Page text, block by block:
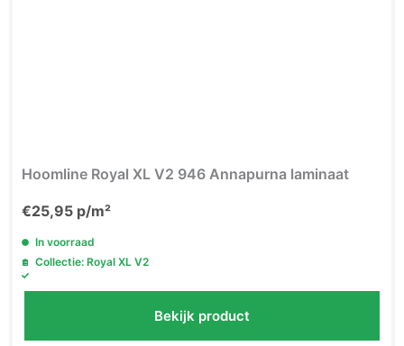
Hoomline Royal XL V2 946 Annapurna laminaat
€25,95 p/m²
In voorraad
Collectie: Royal XL V2
Bekijk product